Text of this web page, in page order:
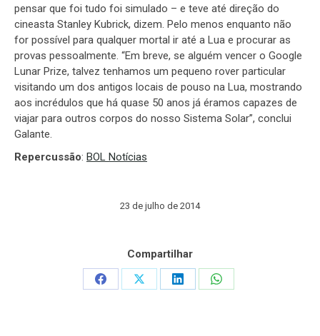
pensar que foi tudo foi simulado – e teve até direção do
cineasta Stanley Kubrick, dizem. Pelo menos enquanto não
for possível para qualquer mortal ir até a Lua e procurar as
provas pessoalmente. “Em breve, se alguém vencer o Google
Lunar Prize, talvez tenhamos um pequeno rover particular
visitando um dos antigos locais de pouso na Lua, mostrando
aos incrédulos que há quase 50 anos já éramos capazes de
viajar para outros corpos do nosso Sistema Solar”, conclui
Galante.
Repercussão: BOL Notícias
23 de julho de 2014
Compartilhar
Share
Share
Share
Share